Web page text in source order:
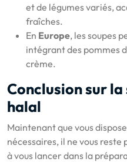
et de légumes variés,
fraîches.
En Europe, les soupes
intégrant des pommes
crème.
Conclusion sur
halal
Maintenant que vous
nécessaires, il ne vous
à vous lancer dans la